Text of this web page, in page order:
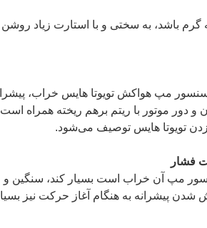
گرم باشد، به سختی و با استارت زیاد روشن
مپ هواکش تویوتا هایس خراب،
دور موتور با ریتم برهم ریخته همراه است
تویوتا هایس توصیف می‌شود.
فشار
مپ آن خراب است بسیار کند، سنگین و
پیشرانه به هنگام آغاز حرکت نیز